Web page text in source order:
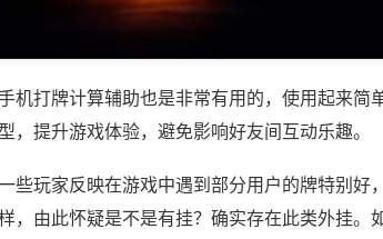
机打牌计算辅助也是非常有用的，使用起来简
，提升游戏体验，避免影响好友间互动乐趣。
些玩家反映在游戏中遇到部分用户的牌特别好
，由此怀疑是不是有挂？确实存在此类外挂。